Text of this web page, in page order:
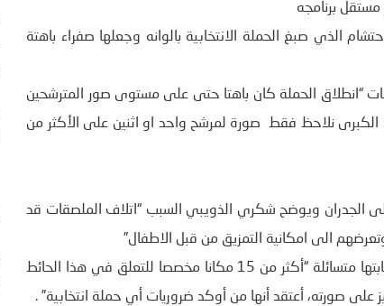
برنامجه
الذي صبغ الحملة الانتخابية بالوانه وجعلها صفراء باهتة
“انطلاق الحملة كان باهتا حتى على مستوى صور المترشحين
وبعيدا عن مراكز المدن الكبرى نلاحظ فقط صورة لمرشح واحد او اثنين على الأكثر من
الجدران ويوضح شكري الذويبي السبب “اتلاف الملصقات قد
الى امكانية التمزيق من قبل الاطفال”
ترفع الشابة هناء رأسها صوب مكان تركيز المعلقات وتشير اليها بسبابتها متسائلة “أكثر من 15 مكانا مخصصا للتعلق في هذا الحائط
على صورته، أعتقد أنها من أوكد ضروريات أي حملة انتخابية” .